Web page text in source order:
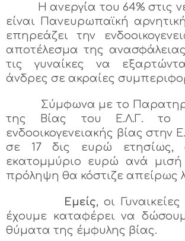
Η ανεργία του 64% στις
είναι Πανευρωπαϊκή
επηρεάζει την
αποτέλεσμα της
τις γυναίκες να
άνδρες σε ακραίες
Σύμφωνα με το
της Βίας του Ε.Λ.Γ. το
ενδοοικογενειακής βίας στην
σε 17 δις ευρώ ετησίως,
εκατομμύριο ευρώ ανά
πρόληψη θα κόστιζε απείρως
Εμείς, οι
έχουμε καταφέρει να
θύματα της έμφυλης βίας.